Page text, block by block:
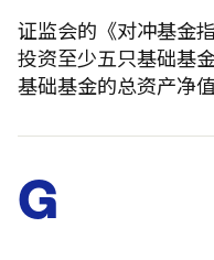
证监会的《对冲基金
投资至少五只基础基
基础基金的总资产净
G